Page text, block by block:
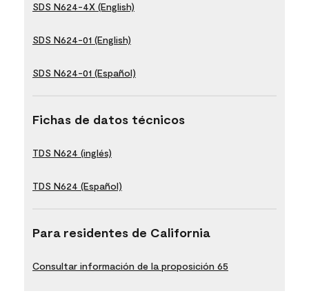
SDS N624-4X (English)
SDS N624-01 (English)
SDS N624-01 (Español)
Fichas de datos técnicos
TDS N624 (inglés)
TDS N624 (Español)
Para residentes de California
Consultar información de la proposición 65